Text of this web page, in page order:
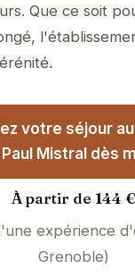
Que ce soit
votre séjour
Mistral dès
À partir de 144 €
expérience
Grenoble)